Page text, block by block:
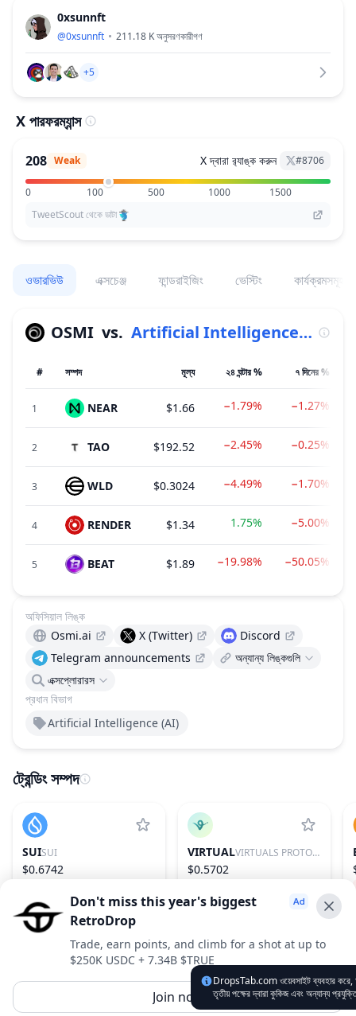
0xsunnft
@0xsunnft 211.18 Kঅনুসরণকারীগণ
+5
X পারফরম্যান্স
208 Weak X দ্বারা র‌্যাঙ্ক করুন #8706
0 100 500 1000
1500
TweetScout থেকে ডাটা
ওভারভিউ এক্সচেঞ্জ ফান্ডরাইজিং ভেস্টিং কার্যক্রমসমূহ
OSMI vs. Artificial Intelligence (AI)
# সম্পদ মূল্য ২৪ ঘন্টার % ৭ দিনের %
1 NEAR $1.66 −1.79% −1.27%
2 TAO $192.52 −2.45% −0.25%
3 WLD $0.3024 −4.49% −1.70%
4 RENDER $1.34 1.75% −5.00%
5 BEAT $1.89 −19.98% −50.05%
প্রধান বিভাগ
Artificial Intelligence (AI)
অফিসিয়াল লিঙ্ক
Osmi.ai
X (Twitter)
Discord
Telegram announcements
অন্যান্য লিঙ্কগুলি
এক্সপ্লোরারস
ট্রেন্ডিং সম্পদ
SUISUI
$0.6742
VIRTUAL VIRTUALS PROTOCOL
$0.5702
Advertise With Us ⭐️
Interested in advertising? Reach us out
DropsTab.comDropsTab.com ওয়েবসাইট ব্যবহার করে,
তৃতীয় পক্ষের দ্বারা কুকিজ এবং অন্যান্য
Don't miss this year's biggest
RetroDrop
Trade, earn points, and climb for a shot at up to
$250K USDC + 7.34B $TRUE
Join now